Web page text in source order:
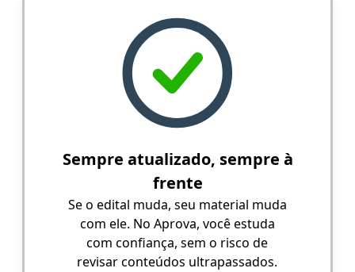
Sempre atualizado, sempre à
frente
Se o edital muda, seu material muda
com ele. No Aprova, você estuda
com confiança, sem o risco de
revisar conteúdos ultrapassados.